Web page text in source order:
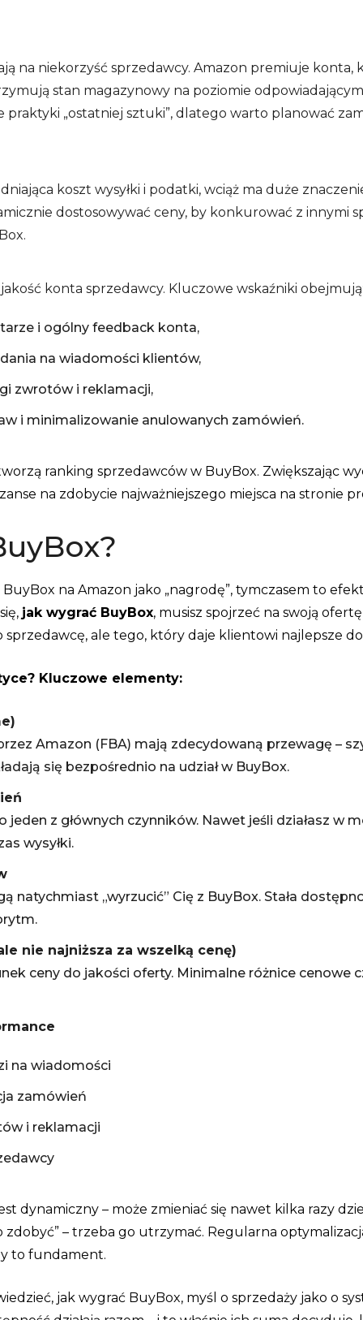
na niekorzyść sprzedawcy. Amazon premiuje konta,
stan magazynowy na poziomie
„ostatniej sztuki”, dlatego warto planować
koszt wysyłki i podatki, wciąż ma duże
dostosowywać ceny, by konkurować z innymi
konta sprzedawcy. Kluczowe wskaźniki
i ogólny feedback konta,
na wiadomości klientów,
zwrotów i reklamacji,
i minimalizowanie anulowanych zamówień.
ranking sprzedawców w BuyBox. Zwiększając
na zdobycie najważniejszego miejsca na stronie
na Amazon jako „nagrodę”, tymczasem to
jak wygrać BuyBox, musisz spojrzeć na swoją
ale tego, który daje klientowi najlepsze
Kluczowe elementy:
Amazon (FBA) mają zdecydowaną przewagę –
się bezpośrednio na udział w BuyBox.
z głównych czynników. Nawet jeśli działasz w
wysyłki.
natychmiast „wyrzucić” Cię z BuyBox. Stała
nie najniższa za wszelką cenę)
ceny do jakości oferty. Minimalne różnice cenowe
na wiadomości
zamówień
i reklamacji
dynamiczny – może zmieniać się nawet kilka razy
zdobyć” – trzeba go utrzymać. Regularna
to fundament.
jak wygrać BuyBox, myśl o sprzedaży jako o